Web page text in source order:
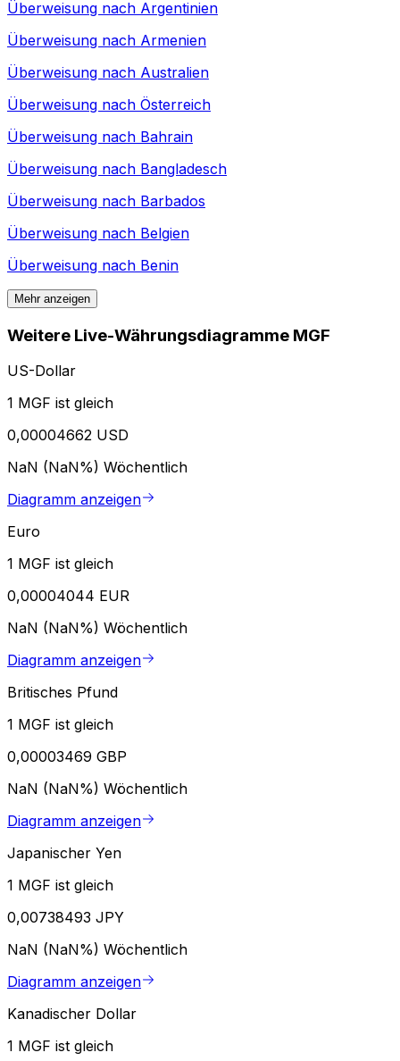
Überweisung nach Argentinien
Überweisung nach Armenien
Überweisung nach Australien
Überweisung nach Österreich
Überweisung nach Bahrain
Überweisung nach Bangladesch
Überweisung nach Barbados
Überweisung nach Belgien
Überweisung nach Benin
Mehr anzeigen
Weitere Live-Währungsdiagramme MGF
US-Dollar
1 MGF ist gleich
0,00004662 USD
NaN (NaN%) Wöchentlich
Diagramm anzeigen
Euro
1 MGF ist gleich
0,00004044 EUR
NaN (NaN%) Wöchentlich
Diagramm anzeigen
Britisches Pfund
1 MGF ist gleich
0,00003469 GBP
NaN (NaN%) Wöchentlich
Diagramm anzeigen
Japanischer Yen
1 MGF ist gleich
0,00738493 JPY
NaN (NaN%) Wöchentlich
Diagramm anzeigen
Kanadischer Dollar
1 MGF ist gleich